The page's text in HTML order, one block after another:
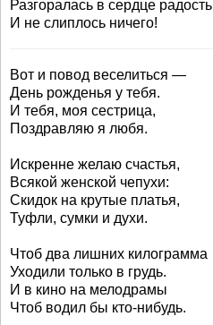
Разгоралась в сердце радость
И не слиплось ничего!
Вот и повод веселиться —
День рожденья у тебя.
И тебя, моя сестрица,
Поздравляю я любя.
Искренне желаю счастья,
Всякой женской чепухи:
Скидок на крутые платья,
Туфли, сумки и духи.
Чтоб два лишних килограмма
Уходили только в грудь.
И в кино на мелодрамы
Чтоб водил бы кто-нибудь.